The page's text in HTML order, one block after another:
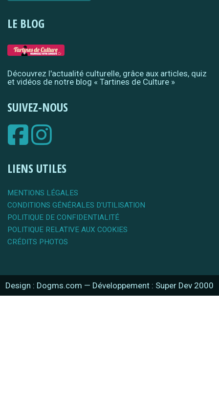
LE BLOG
Découvrez l'actualité culturelle, grâce aux articles, quiz
et vidéos de notre blog « Tartines de Culture »
SUIVEZ-NOUS
LIENS UTILES
MENTIONS LÉGALES
CONDITIONS GÉNÉRALES D'UTILISATION
POLITIQUE DE CONFIDENTIALITÉ
POLITIQUE RELATIVE AUX COOKIES
CRÉDITS PHOTOS
Design : Dogms.com — Développement : Super Dev 2000